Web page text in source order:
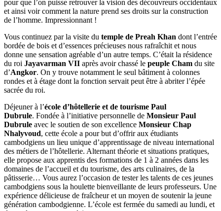
pour que l’on puisse retrouver la vision des découvreurs occidentaux
et ainsi voir comment la nature prend ses droits sur la construction
de l’homme. Impressionnant !
Vous continuez par la visite du temple de Preah Khan dont l’entrée
bordée de bois et d’essences précieuses nous rafraîchit et nous
donne une sensation agréable d’un autre temps. C’était la résidence
du roi Jayavarman VII après avoir chassé le peuple Cham du site
d’Angkor. On y trouve notamment le seul bâtiment à colonnes
rondes et à étage dont la fonction servait peut être à abriter l’épée
sacrée du roi.
Déjeuner à l’école d’hôtellerie et de tourisme Paul
Dubrule. Fondée à l’initiative personnelle de Monsieur Paul
Dubrule avec le soutien de son excellence Monsieur Chap
Nhalyvoud, cette école a pour but d’offrir aux étudiants
cambodgiens un lieu unique d’apprentissage de niveau international
des métiers de l’hôtellerie. Alternant théorie et situations pratiques,
elle propose aux apprentis des formations de 1 à 2 années dans les
domaines de l’accueil et du tourisme, des arts culinaires, de la
pâtisserie… Vous aurez l’occasion de tester les talents de ces jeunes
cambodgiens sous la houlette bienveillante de leurs professeurs. Une
expérience délicieuse de fraîcheur et un moyen de soutenir la jeune
génération cambodgienne. L’école est fermée du samedi au lundi, et